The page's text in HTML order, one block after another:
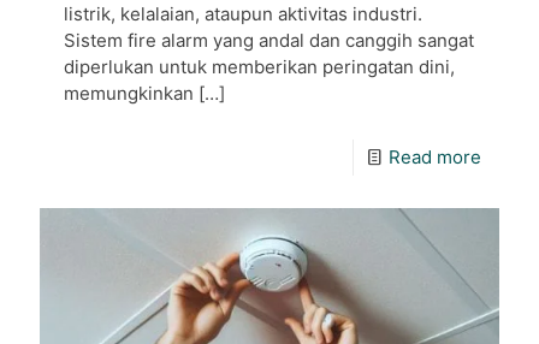
listrik, kelalaian, ataupun aktivitas industri.
Sistem fire alarm yang andal dan canggih sangat
diperlukan untuk memberikan peringatan dini,
memungkinkan […]
Read more